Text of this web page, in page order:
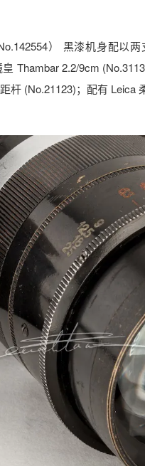
） 黑漆机身配以
Thambar 2.2/9cm
杆 (No.21123)；配有 Leica